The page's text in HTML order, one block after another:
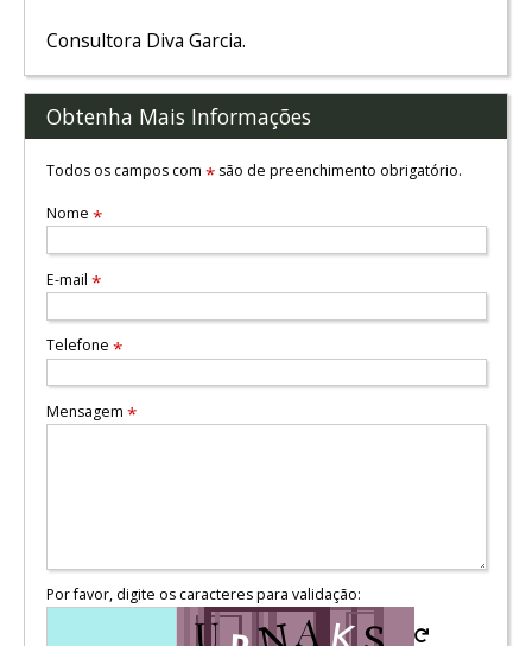
Consultora Diva Garcia.
Obtenha Mais Informações
Todos os campos com *são de preenchimento obrigatório.
Nome *
E-mail *
Telefone *
Mensagem *
Por favor, digite os caracteres para validação: